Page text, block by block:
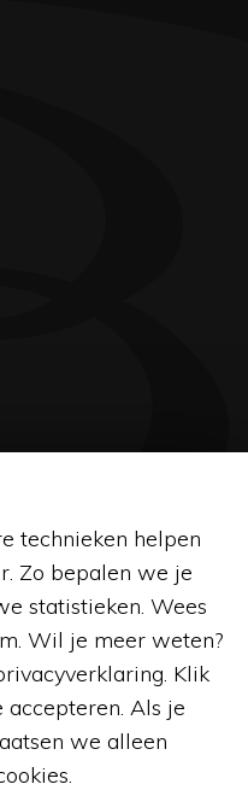
technieken helpen
Zo bepalen we je
statistieken. Wees
Wil je meer weten?
Klik
accepteren. Als je
we alleen